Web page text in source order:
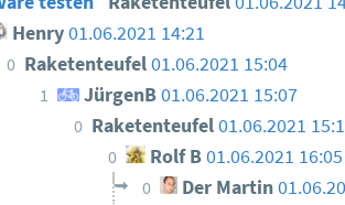
Henry 01.06.2021 14:21
0 Raketenteufel01.06.2021 15:04
1 JürgenB01.06.2021 15:07
0 Raketenteufel01.06.2021
0 Rolf B 01.06.2021 16:05
0 Der Martin